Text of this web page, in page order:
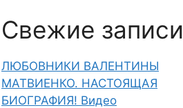
Свежие записи
ЛЮБОВНИКИ ВАЛЕНТИНЫ
МАТВИЕНКО. НАСТОЯЩАЯ
БИОГРАФИЯ! Видео